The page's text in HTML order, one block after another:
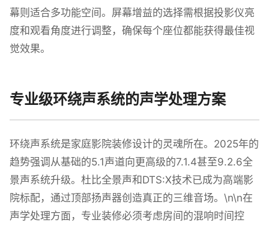
幕则适合多功能空间。屏幕增益的选择需根据投影仪亮
度和观看角度进行调整，确保每个座位都能获得最佳视
觉效果。
专业级环绕声系统的声学处理方案
环绕声系统是家庭影院装修设计的灵魂所在。2025年的
趋势强调从基础的5.1声道向更高级的7.1.4甚至9.2.6全
景声系统升级。杜比全景声和DTS:X技术已成为高端影
院标配，通过顶部扬声器创造真正的三维音场。\n\n在
声学处理方面，专业装修必须考虑房间的混响时间控